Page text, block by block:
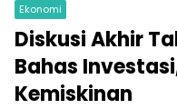
Ekonomi
Diskusi Akhir
Bahas
Kemiskinan